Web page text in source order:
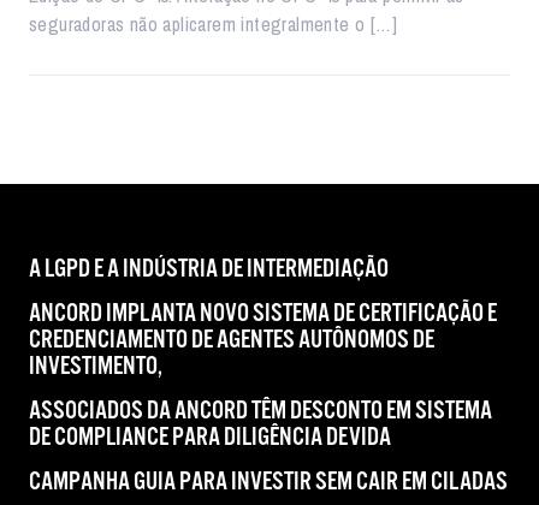
seguradoras não aplicarem integralmente o […]
A LGPD E A INDÚSTRIA DE INTERMEDIAÇÃO
ANCORD IMPLANTA NOVO SISTEMA DE CERTIFICAÇÃO E
CREDENCIAMENTO DE AGENTES AUTÔNOMOS DE
INVESTIMENTO,
ASSOCIADOS DA ANCORD TÊM DESCONTO EM SISTEMA
DE COMPLIANCE PARA DILIGÊNCIA DEVIDA
CAMPANHA GUIA PARA INVESTIR SEM CAIR EM CILADAS